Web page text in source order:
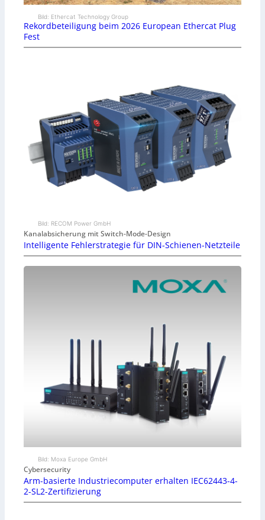
Bild: Ethercat Technology Group
Rekordbeteiligung beim 2026 European Ethercat Plug
Fest
Bild: RECOM Power GmbH
Kanalabsicherung mit Switch-Mode-Design
Intelligente Fehlerstrategie für DIN-Schienen-Netzteile
Bild: Moxa Europe GmbH
Cybersecurity
Arm-basierte Industriecomputer erhalten IEC62443-4-
2-SL2-Zertifizierung